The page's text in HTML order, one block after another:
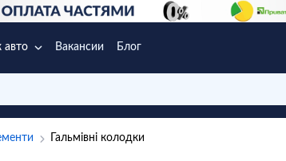
авто Вакансии Блог
Гальмівні колодки